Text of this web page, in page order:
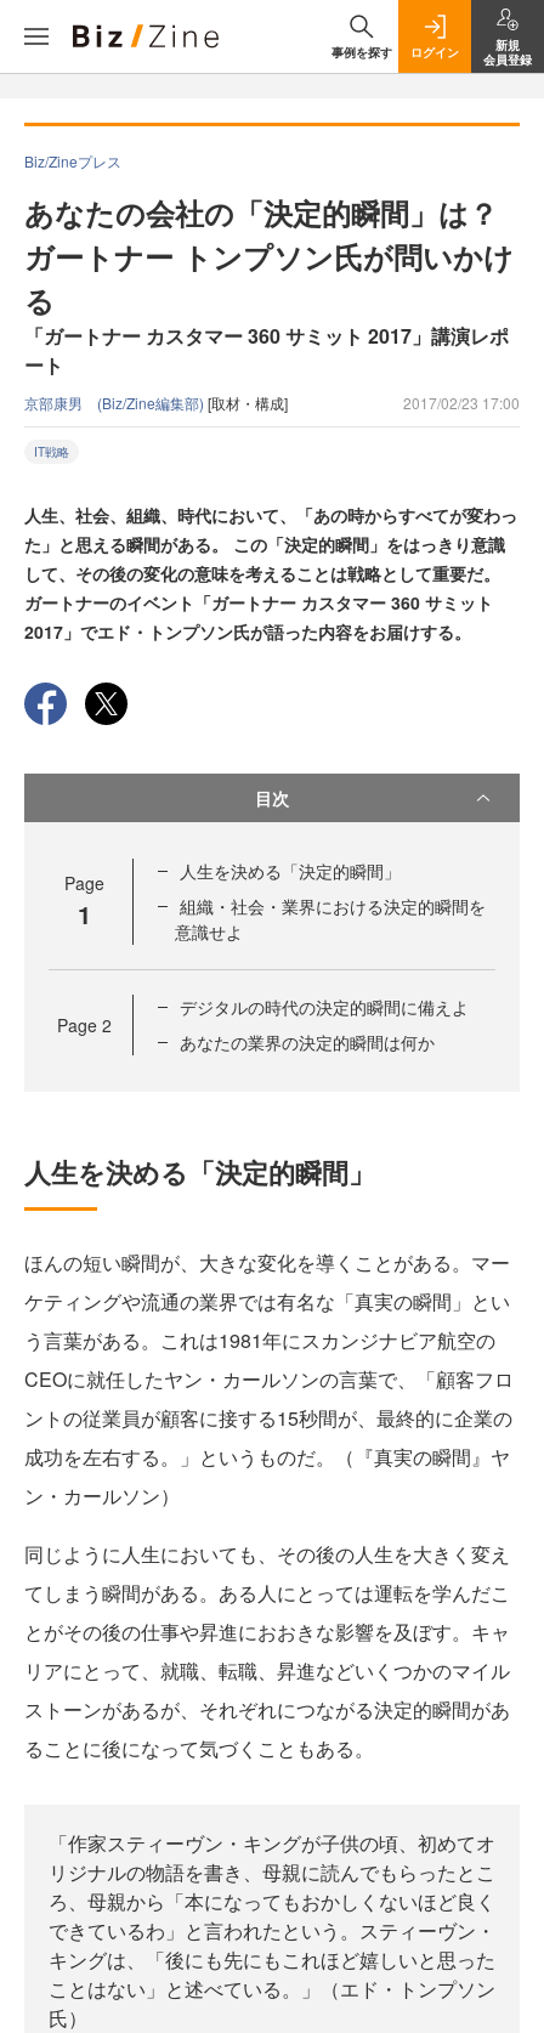
事例を探す ログイン
新規
会員登録
Biz/Zineプレス
あなたの会社の「決定的瞬間」は？
ガートナー トンプソン氏が問いかけ
る
「ガートナー カスタマー 360 サミット 2017」講演レポ
ート
京部康男 (Biz/Zine編集部) [取材・構成] 2017/02/23 17:00
IT戦略
人生、社会、組織、時代において、「あの時からすべてが変わっ
た」と思える瞬間がある。 この「決定的瞬間」をはっきり意識
して、その後の変化の意味を考えることは戦略として重要だ。
ガートナーのイベント「ガートナー カスタマー 360 サミット
2017」でエド・トンプソン氏が語った内容をお届けする。
目次
Page
1
人生を決める「決定的瞬間」
組織・社会・業界における決定的瞬間を
意識せよ
Page 2
デジタルの時代の決定的瞬間に備えよ
あなたの業界の決定的瞬間は何か
人生を決める「決定的瞬間」
ほんの短い瞬間が、大きな変化を導くことがある。マー
ケティングや流通の業界では有名な「真実の瞬間」とい
う言葉がある。これは1981年にスカンジナビア航空の
CEOに就任したヤン・カールソンの言葉で、「顧客フロ
ントの従業員が顧客に接する15秒間が、最終的に企業の
成功を左右する。」というものだ。（『真実の瞬間』ヤ
ン・カールソン）
同じように人生においても、その後の人生を大きく変え
てしまう瞬間がある。ある人にとっては運転を学んだこ
とがその後の仕事や昇進におおきな影響を及ぼす。キャ
リアにとって、就職、転職、昇進などいくつかのマイル
ストーンがあるが、それぞれにつながる決定的瞬間があ
ることに後になって気づくこともある。
「作家スティーヴン・キングが子供の頃、初めてオ
リジナルの物語を書き、母親に読んでもらったとこ
ろ、母親から「本になってもおかしくないほど良く
できているわ」と言われたという。スティーヴン・
キングは、「後にも先にもこれほど嬉しいと思った
ことはない」と述べている。」（エド・トンプソン
氏）